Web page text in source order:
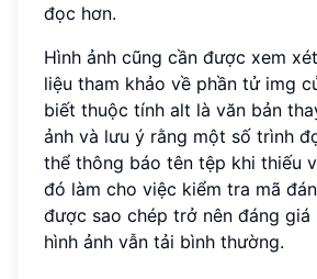
đọc hơn.
Hình ảnh cũng cần được xem
liệu tham khảo về phần tử img
biết thuộc tính alt là văn bản
ảnh và lưu ý rằng một số trình
thể thông báo tên tệp khi thiếu
đó làm cho việc kiểm tra mã
được sao chép trở nên đáng giá
hình ảnh vẫn tải bình thường.